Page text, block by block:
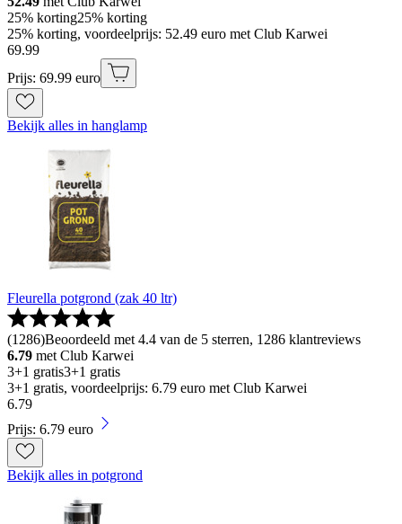
25% korting25% korting
25% korting, voordeelprijs: 52.49 euro met Club Karwei
69.99
Prijs: 69.99 euro
Bekijk alles in hanglamp
Fleurella potgrond (zak 40 ltr)
(1286)Beoordeeld met 4.4 van de 5 sterren, 1286 klantreviews
6.79 met Club Karwei
3+1 gratis3+1 gratis
3+1 gratis, voordeelprijs: 6.79 euro met Club Karwei
6.79
Prijs: 6.79 euro
Bekijk alles in potgrond